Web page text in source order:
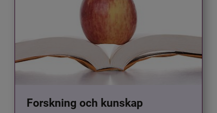
Forskning och kunskap